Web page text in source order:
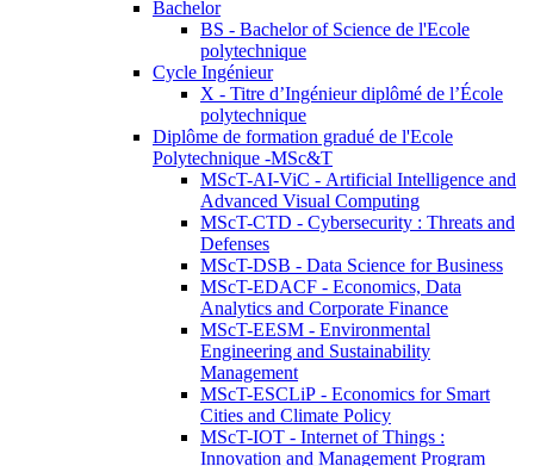
Bachelor
BS - Bachelor of Science de l'Ecole
polytechnique
Cycle Ingénieur
X - Titre d’Ingénieur diplômé de l’École
polytechnique
Diplôme de formation gradué de l'Ecole
Polytechnique -MSc&T
MScT-AI-ViC - Artificial Intelligence and
Advanced Visual Computing
MScT-CTD - Cybersecurity : Threats and
Defenses
MScT-DSB - Data Science for Business
MScT-EDACF - Economics, Data
Analytics and Corporate Finance
MScT-EESM - Environmental
Engineering and Sustainability
Management
MScT-ESCLiP - Economics for Smart
Cities and Climate Policy
MScT-IOT - Internet of Things :
Innovation and Management Program